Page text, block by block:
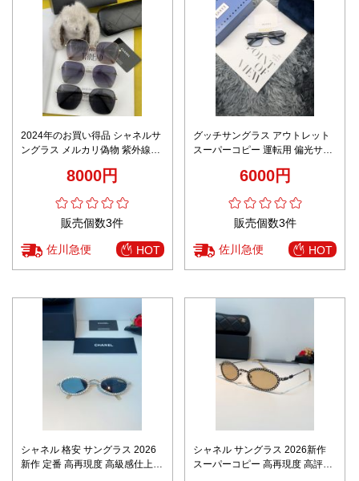
2024年のお買い得品 シャネルサ
ングラス メルカリ偽物 紫外線防
証 シンプル 3色可選
8000円
販売個数3件
佐川急便 HOT
グッチサングラス アウトレット
スーパーコピー 運転用 偏光サン
6000円
販売個数3件
佐川急便 HOT
シャネル 格安 サングラス 2026
新作 定番 高再現度 高級感仕上げ
シャネル サングラス 2026新作
スーパーコピー 高再現度 高評価